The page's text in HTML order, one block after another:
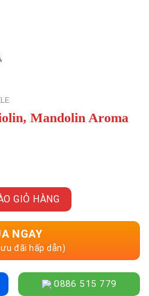
Mandolin Aroma
Aroma AUS-08 số lượng
GIỎ HÀNG
NGAY
đãi hấp dẫn)
0886 515 779